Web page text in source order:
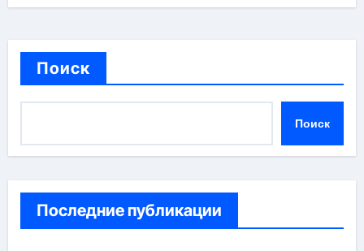
Поиск
Поиск
Последние публикации